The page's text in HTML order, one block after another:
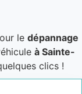
le dépannage
à Sainte-
clics !